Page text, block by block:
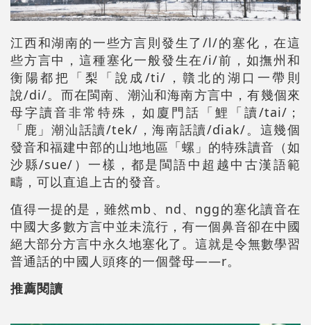
江西和湖南的一些方言則發生了/l/的塞化，在這
些方言中，這種塞化一般發生在/i/前，如撫州和
衡陽都把「梨「說成/ti/，贛北的湖口一帶則
說/di/。而在閩南、潮汕和海南方言中，有幾個來
母字讀音非常特殊，如廈門話「鯉「讀/tai/；
「鹿」潮汕話讀/tek/，海南話讀/ɗiak/。這幾個
發音和福建中部的山地地區「螺」的特殊讀音（如
沙縣/sue/）一樣，都是閩語中超越中古漢語範
疇，可以直追上古的發音。
值得一提的是，雖然mb、nd、ngg的塞化讀音在
中國大多數方言中並未流行，有一個鼻音卻在中國
絕大部分方言中永久地塞化了。這就是令無數學習
普通話的中國人頭疼的一個聲母——r。
推薦閱讀